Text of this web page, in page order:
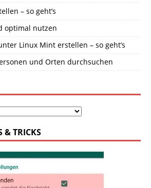
– so geht’s
optimal nutzen
Linux Mint erstellen – so geht’s
und Orten durchsuchen
& TRICKS